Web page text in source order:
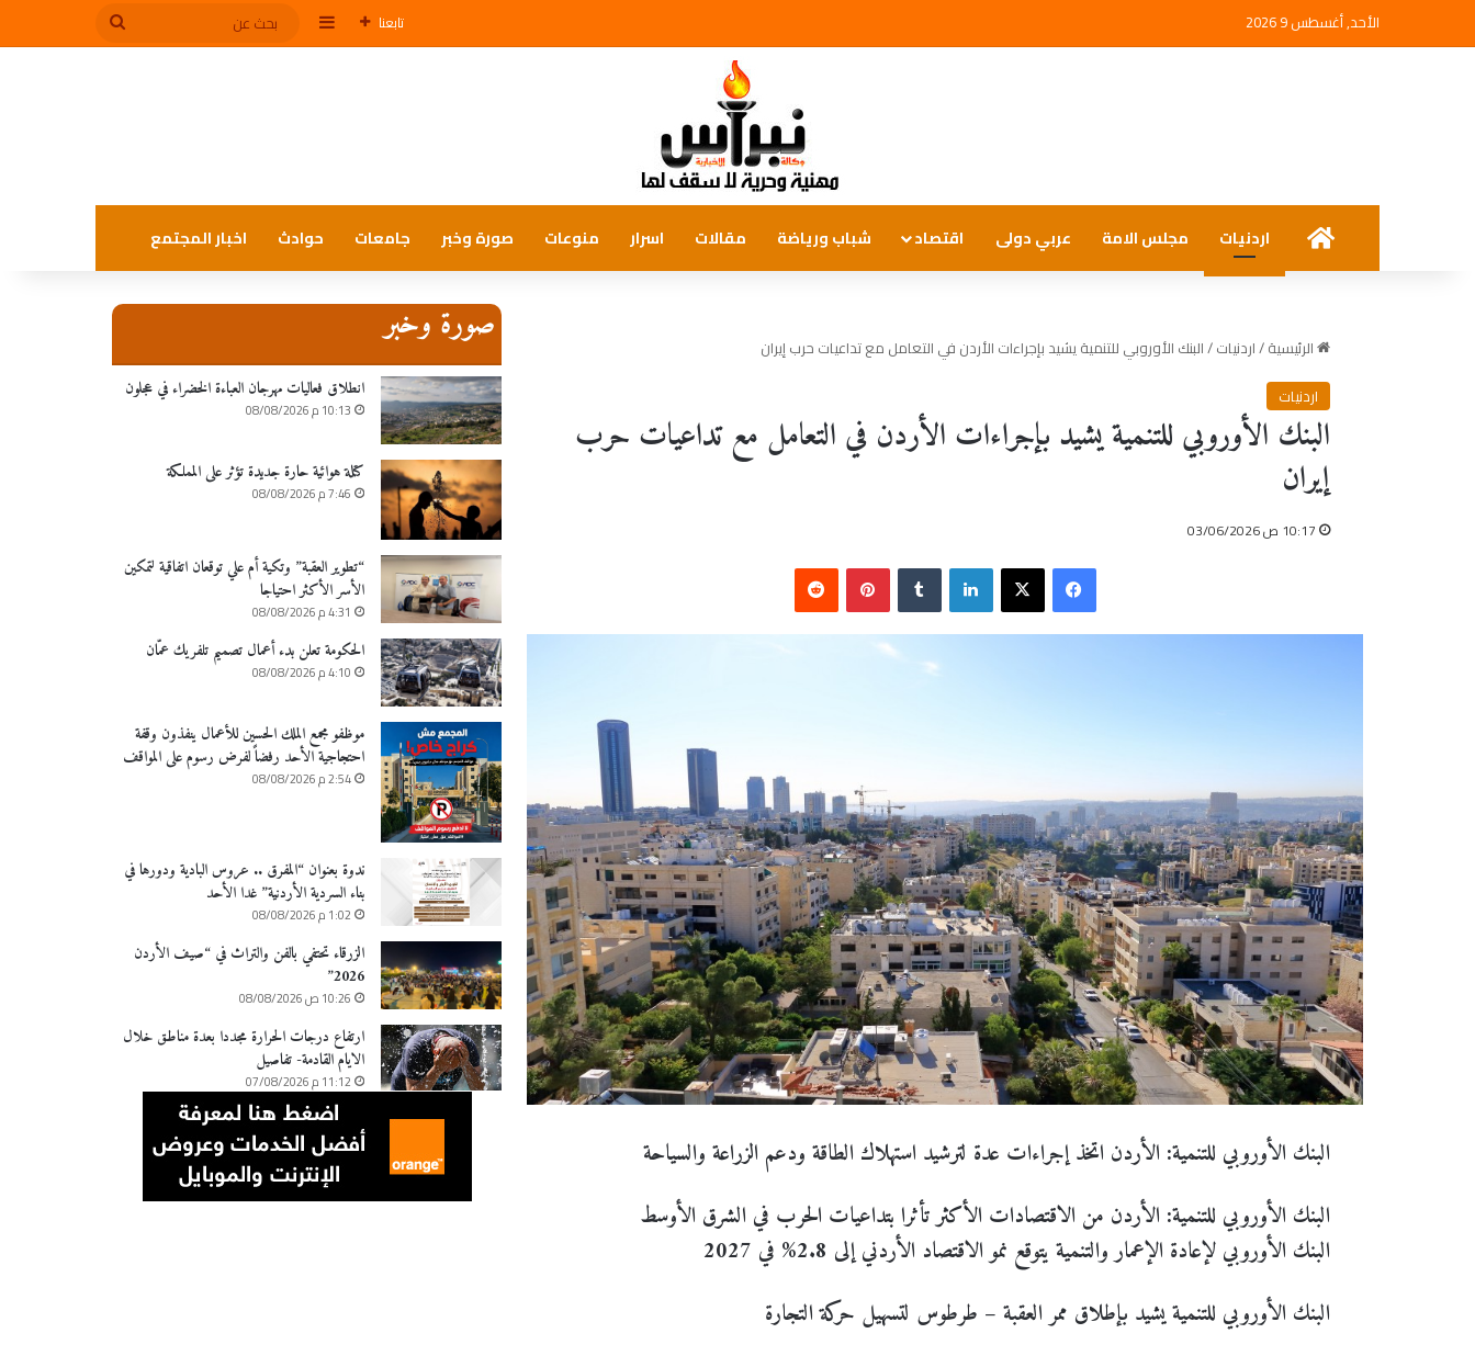
الأحد, أغسطس 9 2026 تابعنا إضافة عمود جانبي
بحث
الرئيسيةاردنيات مجلس الامة عربي دولى اقتصاد شباب ورياضة مقالات اسرار منوعات صورة وخبر جامعات حوادث اخبار المجتمع
الرئيسية/اردنيات/البنك الأوروبي للتنمية يشيد بإجراءات الأردن في التعامل مع تداعيات حرب إيران
اردنيات
البنك الأوروبي للتنمية يشيد بإجراءات الأردن في التعامل مع تداعيات حرب
إيران
10:17 ص 03/06/2026
فيسبوك‫X لينكدإن ‏Tumblr بينتيريست
‏Reddit
البنك الأوروبي للتنمية: الأردن اتخذ إجراءات عدة لترشيد استهلاك الطاقة ودعم الزراعة والسياحة
البنك الأوروبي للتنمية: الأردن من الاقتصادات الأكثر تأثرا بتداعيات الحرب في الشرق الأوسط
البنك الأوروبي لإعادة الإعمار والتنمية يتوقع نمو الاقتصاد الأردني إلى 2.8% في 2027
البنك الأوروبي للتنمية يشيد بإطلاق ممر العقبة – طرطوس لتسهيل حركة التجارة
صورة وخبر
انطلاق فعاليات مهرجان العباءة الخضراء في عجلون
10:13 م 08/08/2026
كتلة هوائية حارة جديدة تؤثر على المملكة
7:46 م 08/08/2026
“تطوير العقبة” وتكية أم علي توقعان اتفاقية لتمكين
الأسر الأكثر احتياجا
4:31 م 08/08/2026
الحكومة تعلن بدء أعمال تصميم تلفريك عمّان
4:10 م 08/08/2026
موظفو مجمع الملك الحسين للأعمال ينفذون وقفة
احتجاجية الأحد رفضاً لفرض رسوم على المواقف
2:54 م 08/08/2026
ندوة بعنوان “المفرق .. عروس البادية ودورها في
بناء السردية الأردنية” غدا الأحد
1:02 م 08/08/2026
الزرقاء تحتفي بالفن والتراث في “صيف الأردن
2026”
10:26 ص 08/08/2026
ارتفاع درجات الحرارة مجددا بعدة مناطق خلال
الايام القادمة- تفاصيل
11:12 م 07/08/2026